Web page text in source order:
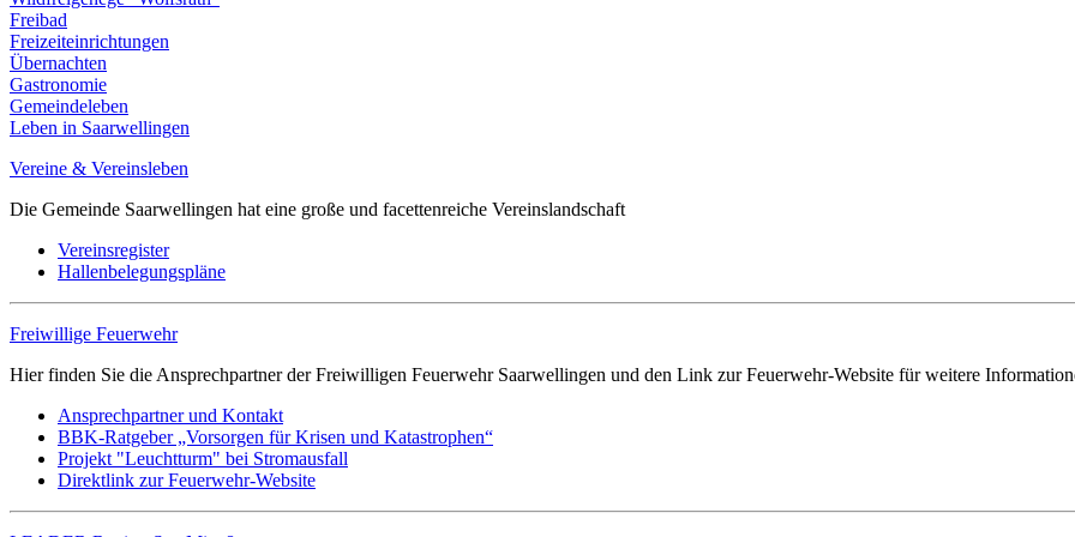
Freibad
Freizeiteinrichtungen
Übernachten
Gastronomie
Gemeindeleben
Leben in Saarwellingen
Vereine & Vereinsleben
Die Gemeinde Saarwellingen hat eine große und facettenreiche Vereinslandschaft
Vereinsregister
Hallenbelegungspläne
Freiwillige Feuerwehr
Hier finden Sie die Ansprechpartner der Freiwilligen Feuerwehr Saarwellingen und den Link zur Feuerwehr-Website für weitere
Ansprechpartner und Kontakt
BBK-Ratgeber „Vorsorgen für Krisen und Katastrophen“
Projekt "Leuchtturm" bei Stromausfall
Direktlink zur Feuerwehr-Website